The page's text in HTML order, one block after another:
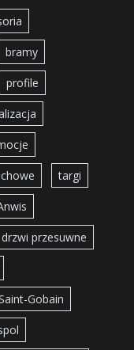
bramy
profile
targi
drzwi przesuwne
Gobain